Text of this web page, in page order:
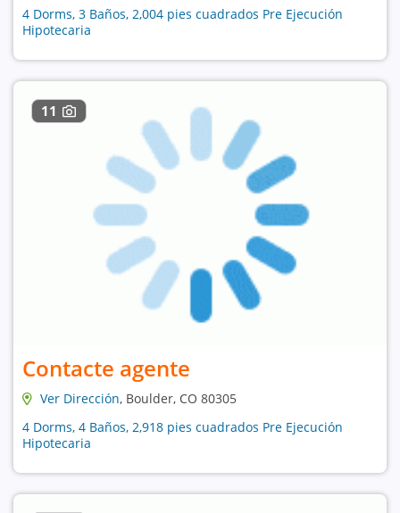
4 Dorms, 3 Baños, 2,004 pies cuadrados Pre Ejecución
Hipotecaria
11
Contacte agente
Ver Dirección, Boulder, CO 80305
4 Dorms, 4 Baños, 2,918 pies cuadrados Pre Ejecución
Hipotecaria